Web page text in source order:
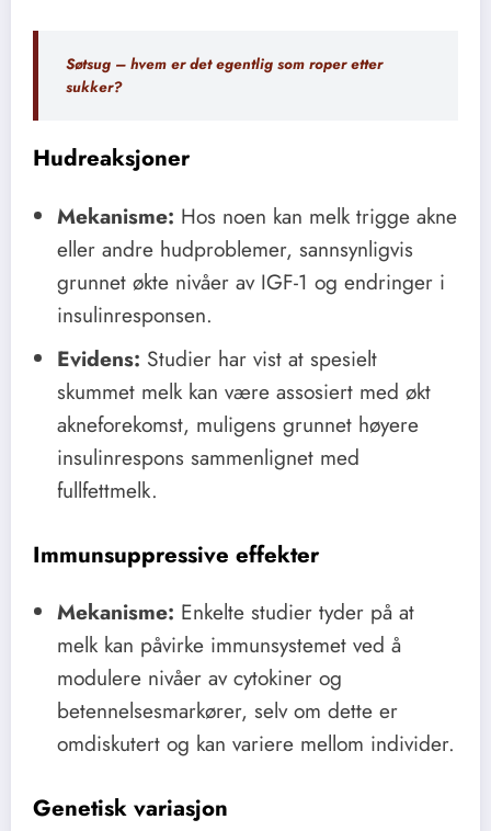
Søtsug – hvem er det egentlig som roper etter
sukker?
Hudreaksjoner
Mekanisme: Hos noen kan melk trigge akne
eller andre hudproblemer, sannsynligvis
grunnet økte nivåer av IGF-1 og endringer i
insulinresponsen.
Evidens: Studier har vist at spesielt
skummet melk kan være assosiert med økt
akneforekomst, muligens grunnet høyere
insulinrespons sammenlignet med
fullfettmelk.
Immunsuppressive effekter
Mekanisme: Enkelte studier tyder på at
melk kan påvirke immunsystemet ved å
modulere nivåer av cytokiner og
betennelsesmarkører, selv om dette er
omdiskutert og kan variere mellom individer.
Genetisk variasjon